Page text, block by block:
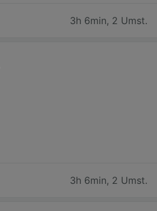
3h 6min, 2 Umst.
3h 6min, 2 Umst.